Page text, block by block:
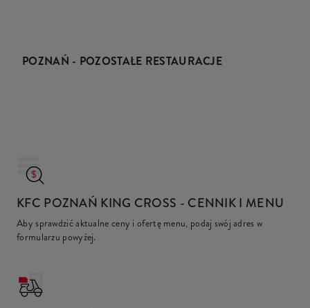
POZNAŃ - POZOSTAŁE RESTAURACJE
KFC POZNAŃ KING CROSS - CENNIK I MENU
Aby sprawdzić aktualne ceny i ofertę menu, podaj swój adres w
formularzu powyżej.